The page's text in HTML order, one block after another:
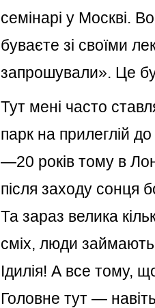
семінарі у Москві.
буваєте зі своїми
запрошували». Це
Тут мені часто
парк на прилеглій
—20 років тому в
після заходу сонця
Та зараз велика
сміх, люди
Ідилія! А все тому,
Головне тут —